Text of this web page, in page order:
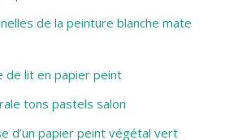
de la peinture blanche mate
de lit en papier peint
tons pastels salon
d’un papier peint végétal vert